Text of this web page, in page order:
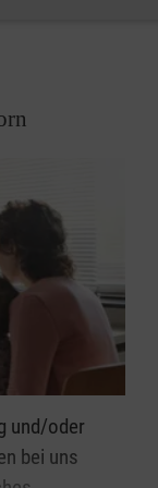
und/oder
bei uns